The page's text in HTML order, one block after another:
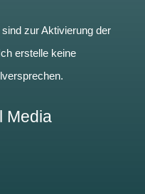
zur Aktivierung der
erstelle keine
Media